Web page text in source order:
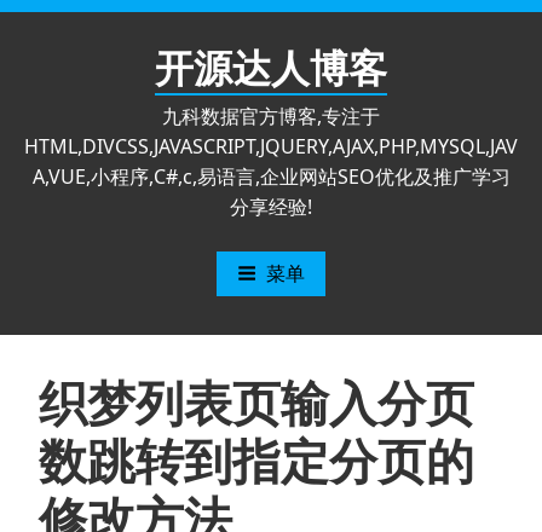
跳
开源达人博客
九科数据官方博客,专注于
HTML,DIVCSS,JAVASCRIPT,JQUERY,AJAX,PHP,MYSQL,JAV
A,VUE,小程序,C#,c,易语言,企业网站SEO优化及推广学习
分享经验!
菜单
织梦列表页输入分页
数跳转到指定分页的
修改方法